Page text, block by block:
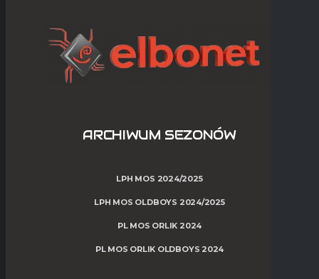
ARCHIWUM SEZONÓW
LPH MOS 2024/2025
LPH MOS OLDBOYS 2024/2025
PL MOS ORLIK 2024
PL MOS ORLIK OLDBOYS 2024